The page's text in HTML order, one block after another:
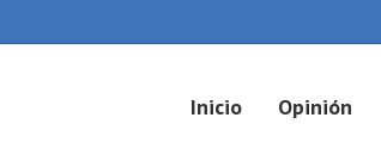
Inicio Opinión